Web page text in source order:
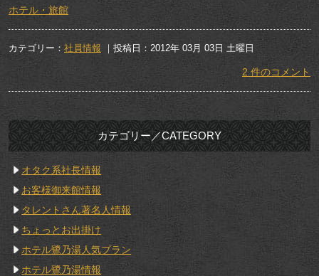
ホテル・旅館
カテゴリー： 社員情報 ｜投稿日：2012年 03月 03日 土曜日
2 件のコメント
カテゴリー／CATEGORY
オタク系社長情報
お客様御来館情報
タレントさん著名人情報
ちょっとお出掛け
ホテル鷺乃湯人気プラン
ホテル鷺乃湯情報